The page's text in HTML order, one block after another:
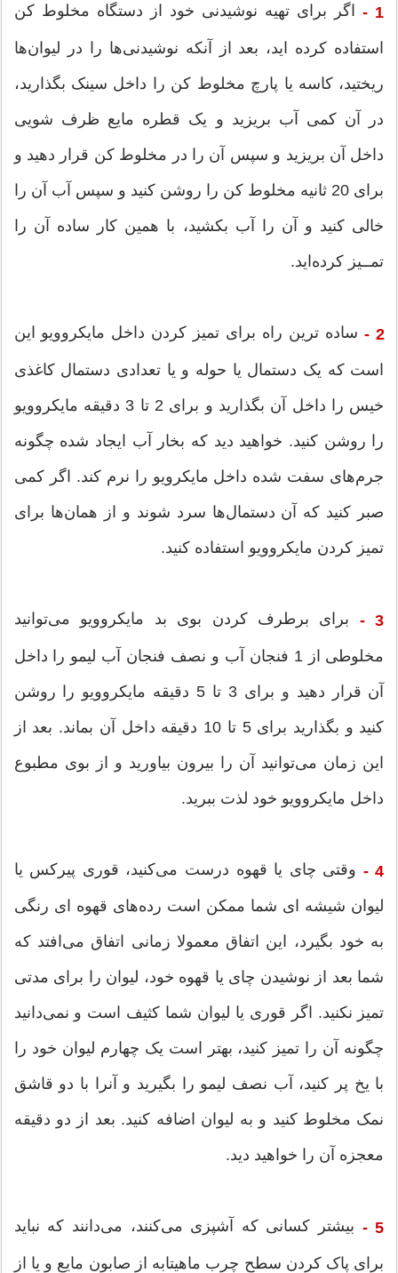
1 - اگر برای تهیه نوشیدنی خود از دستگاه مخلوط کن
استفاده کرده اید، بعد از آنکه نوشیدنی‌ها را در لیوان‌ها
ریختید، کاسه یا پارچ مخلوط کن را داخل سینک بگذارید،
در آن کمی آب بریزید و یک قطره مایع ظرف شویی
داخل آن بریزید و سپس آن را در مخلوط کن قرار دهید و
برای 20 ثانیه مخلوط کن را روشن کنید و سپس آب آن را
خالی کنید و آن را آب بکشید، با همین کار ساده آن را
تمــیز کرده‌اید.
2 - ساده ترین راه برای تمیز کردن داخل مایکروویو این
است که یک دستمال یا حوله و یا تعدادی دستمال کاغذی
خیس را داخل آن بگذارید و برای 2 تا 3 دقیقه مایکروویو
را روشن کنید. خواهید دید که بخار آب ایجاد شده چگونه
جرم‌های سفت شده داخل مایکرویو را نرم کند. اگر کمی
صبر کنید که آن دستمال‌ها سرد شوند و از همان‌ها برای
تمیز کردن مایکروویو استفاده کنید.
3 - برای برطرف کردن بوی بد مایکروویو می‌توانید
مخلوطی از 1 فنجان آب و نصف فنجان آب لیمو را داخل
آن قرار دهید و برای 3 تا 5 دقیقه مایکروویو را روشن
کنید و بگذارید برای 5 تا 10 دقیقه داخل آن بماند. بعد از
این زمان می‌توانید آن را بیرون بیاورید و از بوی مطبوع
داخل مایکروویو خود لذت ببرید.
4 - وقتی چای یا قهوه درست می‌کنید، قوری پیرکس یا
لیوان شیشه ای شما ممکن است رده‌های قهوه ای رنگی
به خود بگیرد، این اتفاق معمولا زمانی اتفاق می‌افتد که
شما بعد از نوشیدن چای یا قهوه خود، لیوان را برای مدتی
تمیز نکنید. اگر قوری یا لیوان شما کثیف است و نمی‌دانید
چگونه آن را تمیز کنید، بهتر است یک چهارم لیوان خود را
با یخ پر کنید، آب نصف لیمو را بگیرید و آنرا با دو قاشق
نمک مخلوط کنید و به لیوان اضافه کنید. بعد از دو دقیقه
معجزه آن را خواهید دید.
5 - بیشتر کسانی که آشپزی می‌کنند، می‌دانند که نباید
برای پاک کردن سطح چرب ماهیتابه از صابون مایع و یا از